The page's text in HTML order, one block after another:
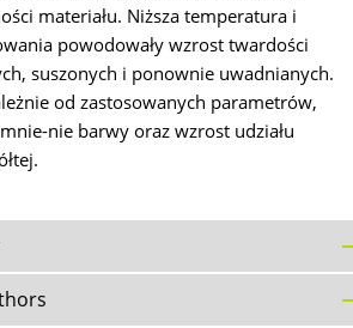
materiału. Niższa temperatura i
powodowały wzrost twardości
suszonych i ponownie uwadnianych.
od zastosowanych parametrów,
nie barwy oraz wzrost udziału